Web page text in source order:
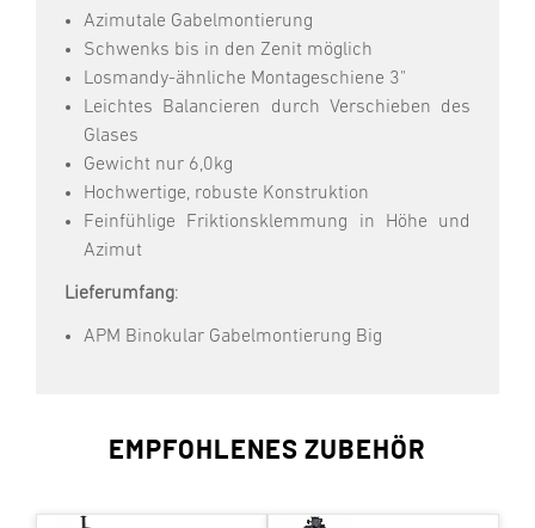
Azimutale Gabelmontierung
Schwenks bis in den Zenit möglich
Losmandy-ähnliche Montageschiene 3"
Leichtes Balancieren durch Verschieben des
Glases
Gewicht nur 6,0kg
Hochwertige, robuste Konstruktion
Feinfühlige Friktionsklemmung in Höhe und
Azimut
Lieferumfang:
APM Binokular Gabelmontierung Big
EMPFOHLENES ZUBEHÖR